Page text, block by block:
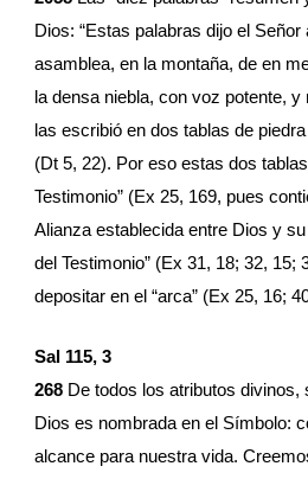
Dios: “Estas palabras dijo el
asamblea, en la montaña, de en
la densa niebla, con voz potente,
las escribió en dos tablas de
(Dt 5, 22). Por eso estas dos
Testimonio” (Ex 25, 169, pues
Alianza establecida entre Dios y
del Testimonio” (Ex 31, 18; 32, 15;
depositar en el “arca” (Ex 25, 16;
Sal 115, 3
268 De todos los atributos divinos,
Dios es nombrada en el Símbolo:
alcance para nuestra vida.